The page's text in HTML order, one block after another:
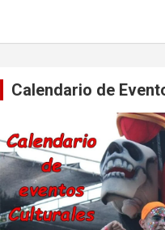
Calendario de